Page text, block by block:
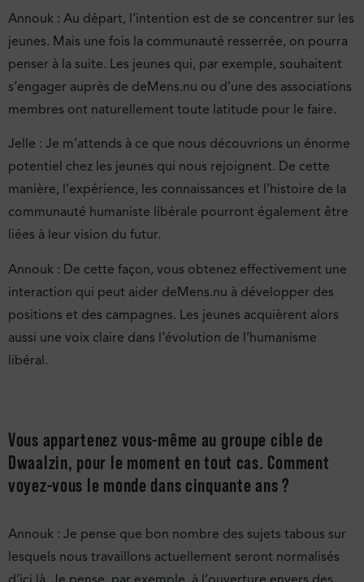
Annouk : Au départ, l’intention est de se concentrer sur les
jeunes. Mais une fois la communauté resserrée, on pourra
penser à la suite. Les jeunes qui, par exemple, souhaitent
s’engager auprès de deMens.nu ou d’une des associations
membres ont naturellement toute latitude pour le faire.
Jelle : Je m’attends à ce que nous découvrions un énorme
potentiel chez les jeunes qui nous rejoignent. De cette
manière, l’expérience, les connaissances et l’histoire de la
communauté humaniste libérale pourront également être
liées à leur vision du futur.
Annouk : De cette façon, vous obtenez effectivement une
inter­action qui peut aider deMens.nu à développer des
positions et des campagnes. Les jeunes acquièrent alors
aussi une voix claire dans l’évolution de l’humanisme
libéral.
Vous appartenez vous-même au groupe cible de
Dwaalzin, pour le moment en tout cas. Comment
voyez-vous le monde dans cinquante ans ?
Annouk : Je pense que bon nombre des sujets tabous sur
lesquels nous travaillons actuellement seront normalisés